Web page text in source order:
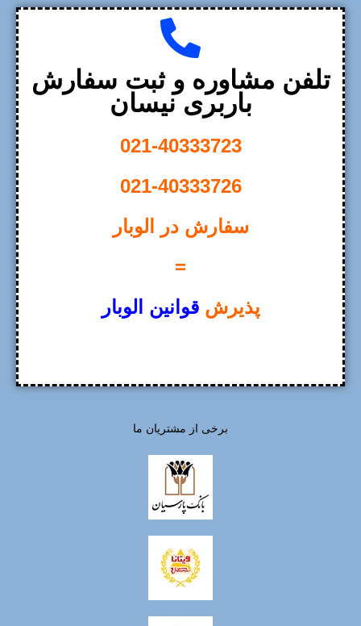
تلفن مشاوره و ثبت سفارش
باربری نیسان
021-40333723
021-40333726
سفارش در الوبار
=
پذیرشقوانین الوبار
برخی از مشتریان ما